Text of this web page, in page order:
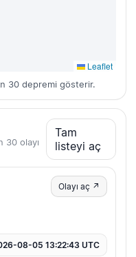
Leaflet
30 depremi gösterir.
30 olayı
Tam
listeyi aç
Olayı aç ↗
08-05 13:22:43 UTC